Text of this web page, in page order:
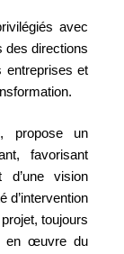
avec
des directions
entreprises et
propose un
favorisant
d’une vision
d’intervention
toujours
en œuvre du